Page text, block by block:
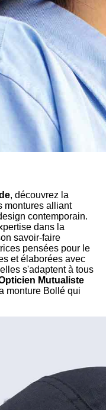
, découvrez la
montures alliant
contemporain.
dans la
savoir-faire
pensées pour le
et élaborées avec
s'adaptent à tous
Mutualiste
monture Bollé qui